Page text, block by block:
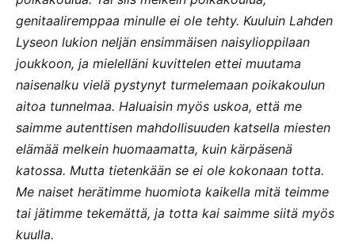
genitaaliremppaa minulle ei ole tehty. Kuuluin Lahden
Lyseon lukion neljän ensimmäisen naisylioppilaan
joukkoon, ja mielelläni kuvittelen ettei muutama
naisenalku vielä pystynyt turmelemaan poikakoulun
aitoa tunnelmaa. Haluaisin myös uskoa, että me
saimme autenttisen mahdollisuuden katsella miesten
elämää melkein huomaamatta, kuin kärpäsenä
katossa. Mutta tietenkään se ei ole kokonaan totta.
Me naiset herätimme huomiota kaikella mitä teimme
tai jätimme tekemättä, ja totta kai saimme siitä myös
kuulla.